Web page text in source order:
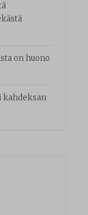
on huono
kahdeksan